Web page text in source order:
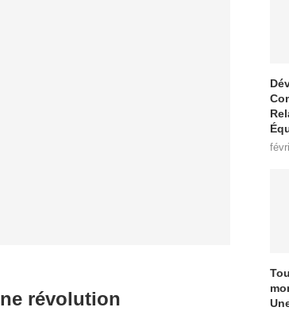
révolution